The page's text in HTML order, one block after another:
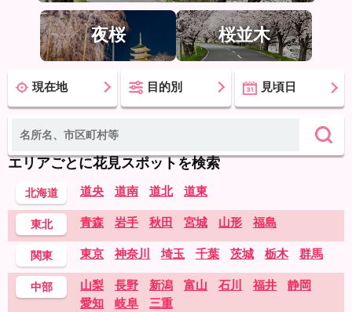
夜桜 桜並木
現在地 目的別 見頃日
エリアごとに花見スポットを検索
北海道 道央 道南 道北 道東
東北 青森 岩手 秋田 宮城 山形 福島
関東 東京 神奈川 埼玉 千葉 茨城 栃木 群馬
中部 山梨 長野 新潟 富山 石川 福井
静岡
愛知
岐阜 三重